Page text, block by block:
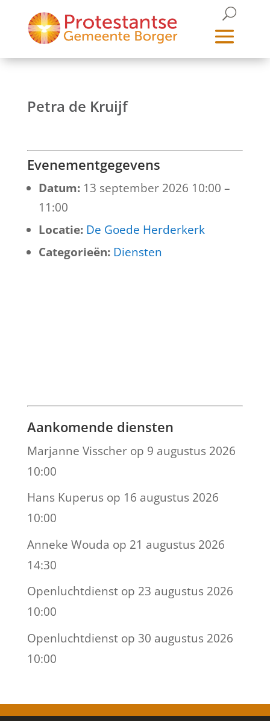
Petra de Kruijf
Evenementgegevens
Datum: 13 september 2026 10:00 –
11:00
Locatie: De Goede Herderkerk
Categorieën: Diensten
Aankomende diensten
Marjanne Visscherop 9 augustus 2026
10:00
Hans Kuperusop 16 augustus 2026
10:00
Anneke Wouda op 21 augustus 2026
14:30
Openluchtdienstop 23 augustus 2026
10:00
Openluchtdienstop 30 augustus 2026
10:00